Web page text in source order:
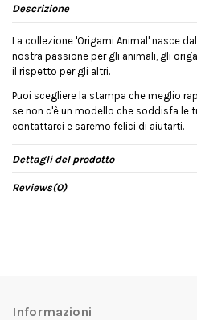
Descrizione
La collezione 'Origami Animal' nasce
nostra passione per gli animali, gli
il rispetto per gli altri.
Puoi scegliere la stampa che meglio
se non c'è un modello che soddisfa le
contattarci e saremo felici di aiutarti.
Dettagli del prodotto
Reviews(0)
Informazioni